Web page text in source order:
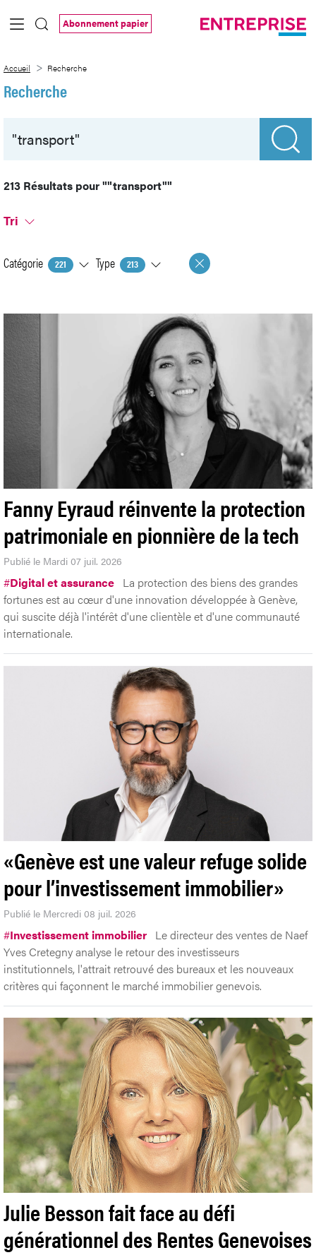
Saut au contenu principal
Abonnement papier
Accueil Recherche
Recherche
213 Résultats pour""transport""
Tri
Catégorie 221 Type 213
Fanny Eyraud réinvente la protection
patrimoniale en pionnière de la tech
Publié le Mardi 07 juil. 2026
#Digital et assurance La protection des biens des grandes
fortunes est au cœur d'une innovation développée à Genève,
qui suscite déjà l'intérêt d'une clientèle et d'une communauté
internationale.
«Genève est une valeur refuge solide
pour l’investissement immobilier»
Publié le Mercredi 08 juil. 2026
#Investissement immobilier Le directeur des ventes de Naef
Yves Cretegny analyse le retour des investisseurs
institutionnels, l'attrait retrouvé des bureaux et les nouveaux
critères qui façonnent le marché immobilier genevois.
Julie Besson fait face au défi
générationnel des Rentes Genevoises